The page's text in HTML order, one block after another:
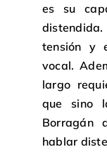
es su
tensión y
vocal.
largo
que sino
Borragán
hablar